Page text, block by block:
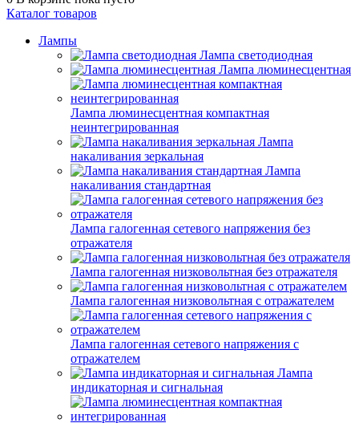
Каталог товаров
Лампы
Лампа светодиодная
Лампа люминесцентная
Лампа люминесцентная компактная
неинтегрированная
Лампа
накаливания зеркальная
Лампа
накаливания стандартная
Лампа галогенная сетевого напряжения без
отражателя
Лампа галогенная низковольтная без отражателя
Лампа галогенная низковольтная с отражателем
Лампа галогенная сетевого напряжения с
отражателем
Лампа
индикаторная и сигнальная